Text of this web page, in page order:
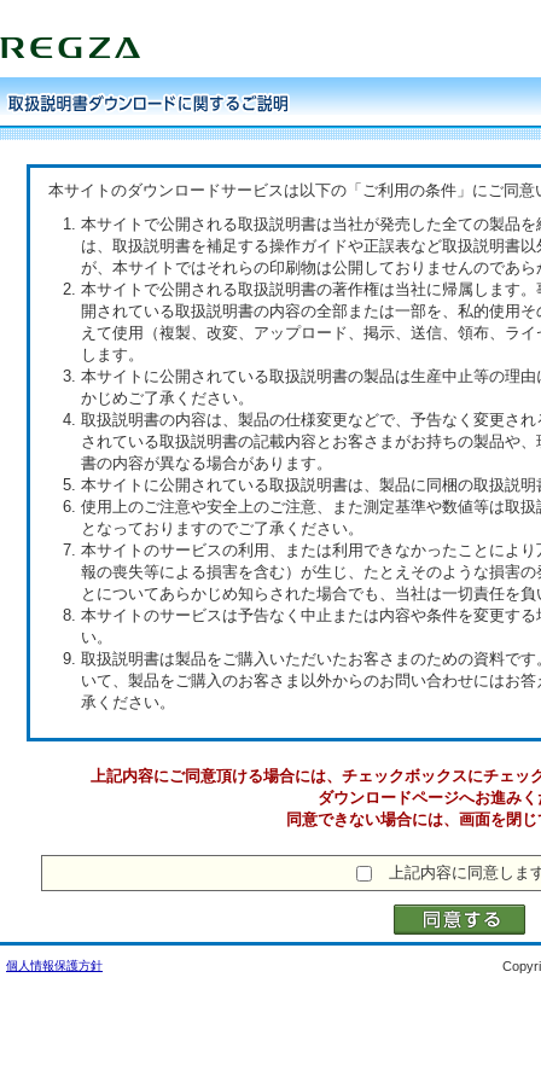
本サイトのダウンロードサービスは以下の「ご利用の条件」にご同
本サイトで公開される取扱説明書は当社が発売した全ての製品
は、取扱説明書を補足する操作ガイドや正誤表など取扱説明書
が、本サイトではそれらの印刷物は公開しておりませんのであ
本サイトで公開される取扱説明書の著作権は当社に帰属します
開されている取扱説明書の内容の全部または一部を、私的使用
えて使用（複製、改変、アップロード、掲示、送信、領布、ラ
します。
本サイトに公開されている取扱説明書の製品は生産中止等の理
かじめご了承ください。
取扱説明書の内容は、製品の仕様変更などで、予告なく変更さ
されている取扱説明書の記載内容とお客さまがお持ちの製品や
書の内容が異なる場合があります。
本サイトに公開されている取扱説明書は、製品に同梱の取扱説
使用上のご注意や安全上のご注意、また測定基準や数値等は取
となっておりますのでご了承ください。
本サイトのサービスの利用、または利用できなかったことによ
報の喪失等による損害を含む）が生じ、たとえそのような損害
とについてあらかじめ知らされた場合でも、当社は一切責任を
本サイトのサービスは予告なく中止または内容や条件を変更す
い。
取扱説明書は製品をご購入いただいたお客さまのための資料で
いて、製品をご購入のお客さま以外からのお問い合わせにはお
承ください。
上記内容にご同意頂ける場合には、チェックボックスにチェッ
ダウンロードページへお進み
同意できない場合には、画面を閉
上記内容に同意しま
個人情報保護方針